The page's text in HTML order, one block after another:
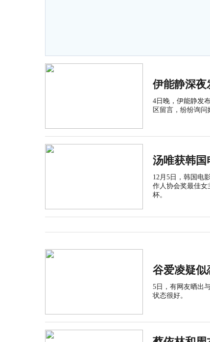
伊能静深夜
4日晚，伊能静发
区留言，纷纷询问
汤唯获韩国
12月5日，韩国电
作人协会奖最佳女
杯。
谷爱凌疑似
5日，有网友晒出
状态很好。